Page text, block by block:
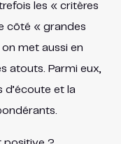
les « critères
côté « grandes
met aussi en
atouts. Parmi eux,
d’écoute et la